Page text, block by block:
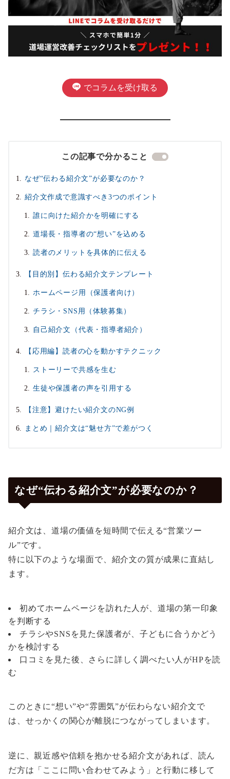
でコラムを受け取る
この記事で分かること
なぜ“伝わる紹介文”が必要なのか？
紹介文作成で意識すべき3つのポイント
誰に向けた紹介かを明確にする
道場長・指導者の“想い”を込める
読者のメリットを具体的に伝える
【目的別】伝わる紹介文テンプレート
ホームページ用（保護者向け）
チラシ・SNS用（体験募集）
自己紹介文（代表・指導者紹介）
【応用編】読者の心を動かすテクニック
ストーリーで共感を生む
生徒や保護者の声を引用する
【注意】避けたい紹介文のNG例
まとめ｜紹介文は“魅せ方”で差がつく
なぜ“伝わる紹介文”が必要なのか？
紹介文は、道場の価値を短時間で伝える“営業ツー
ル”です。
特に以下のような場面で、紹介文の質が成果に直結し
ます。
初めてホームページを訪れた人が、道場の第一印象
を判断する
チラシやSNSを見た保護者が、子どもに合うかどう
かを検討する
口コミを見た後、さらに詳しく調べたい人がHPを読
む
このときに“想い”や“雰囲気”が伝わらない紹介文で
は、せっかくの関心が離脱につながってしまいます。
逆に、親近感や信頼を抱かせる紹介文があれば、読ん
だ方は「ここに問い合わせてみよう」と行動に移して